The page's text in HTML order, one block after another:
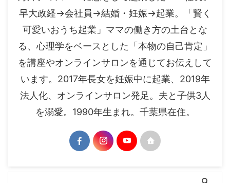
早大政経→会社員→結婚・妊娠→起業。「賢く
可愛いおうち起業」ママの働き方の土台とな
る、心理学をベースとした「本物の自己肯定」
を講座やオンラインサロンを通じてお伝えして
います。2017年長女を妊娠中に起業、2019年
法人化、オンラインサロン発足。夫と子供3人
を溺愛。1990年生まれ。千葉県在住。